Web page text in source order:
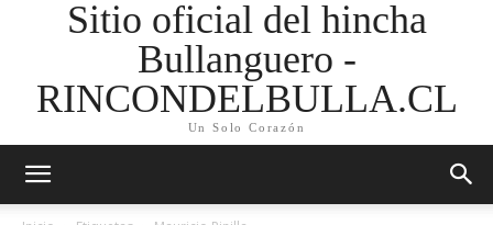
Sitio oficial del hincha
Bullanguero -
RINCONDELBULLA.CL
Un Solo Corazón